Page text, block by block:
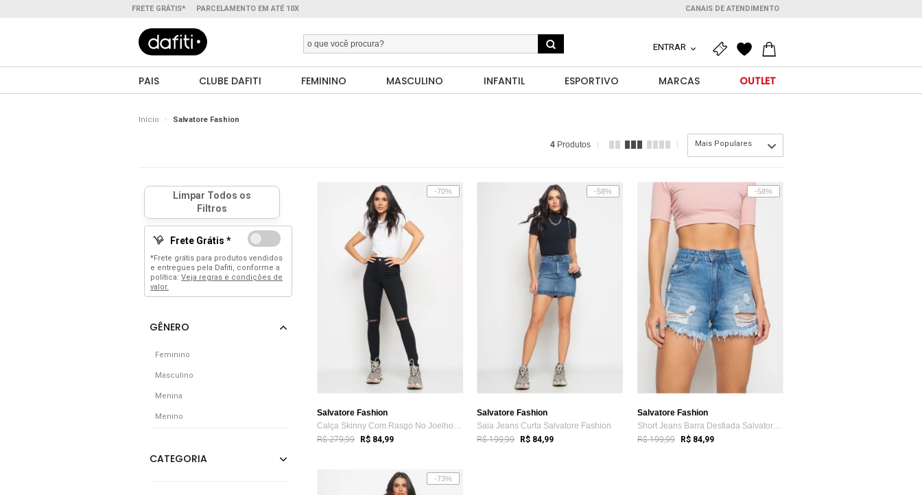
FRETE GRÁTIS* PARCELAMENTO EM ATÉ 10X CANAIS DE ATENDIMENTO
ENTRAR
PAIS CLUBE DAFITI FEMININO MASCULINO INFANTIL ESPORTIVO MARCAS OUTLET
Início Salvatore Fashion
4 Produtos Mais Populares
Frete Grátis *
*Frete grátis para produtos vendidos
e entregues pela Dafiti, conforme a
política: Veja regras e condições de
valor.
Feminino
Masculino
Menina
Menino
-70%
Salvatore Fashion
Calça Skinny Com Rasgo No Joelho Salvato...
R$ 279,99 R$ 84,99
-58%
Salvatore Fashion
Saia Jeans Curta Salvatore Fashion
R$ 199,99 R$ 84,99
-58%
Salvatore Fashion
Short Jeans Barra Desfiada Salvatore Fashion
R$ 199,99 R$ 84,99
-73%